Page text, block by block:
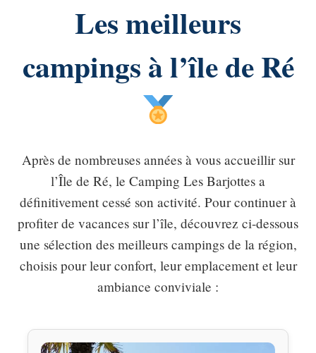
Les meilleurs
campings à l’île de Ré
Après de nombreuses années à vous accueillir sur
l’Île de Ré, le Camping Les Barjottes a
définitivement cessé son activité. Pour continuer à
profiter de vacances sur l’île, découvrez ci-dessous
une sélection des meilleurs campings de la région,
choisis pour leur confort, leur emplacement et leur
ambiance conviviale :